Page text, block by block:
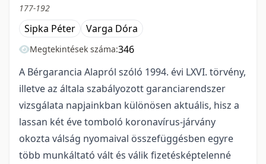
177-192
Sipka Péter Varga Dóra
Megtekintések száma:346
A Bérgarancia Alapról szóló 1994. évi LXVI. törvény,
illetve az általa szabályozott garanciarendszer
vizsgálata napjainkban különösen aktuális, hisz a
lassan két éve tomboló koronavírus-járvány
okozta válság nyomaival összefüggésben egyre
több munkáltató vált és válik fizetésképtelenné